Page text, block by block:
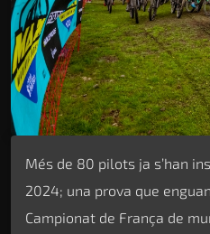
Més de 80 pilots ja s’han
2024; una prova que
Campionat de França de